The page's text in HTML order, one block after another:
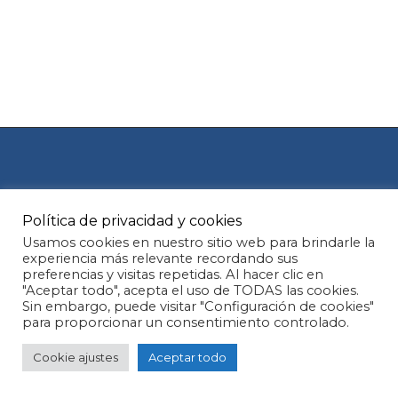
Subtotal: 0,00 €
Ver carrito
Aviso legal Política de Cookies
Política de privacidad
© 2026 Oral view.
Política de privacidad y cookies
Usamos cookies en nuestro sitio web para brindarle la
experiencia más relevante recordando sus
preferencias y visitas repetidas. Al hacer clic en
"Aceptar todo", acepta el uso de TODAS las cookies.
Sin embargo, puede visitar "Configuración de cookies"
para proporcionar un consentimiento controlado.
Cookie ajustes Aceptar todo